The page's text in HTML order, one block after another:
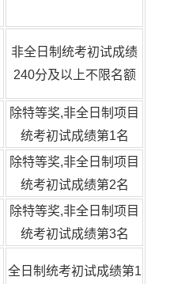
非全日制统考初试成绩
240分及以上不限名额
除特等奖,非全日制项目
统考初试成绩第1名
除特等奖,非全日制项目
统考初试成绩第2名
除特等奖,非全日制项目
统考初试成绩第3名
全日制统考初试成绩第1